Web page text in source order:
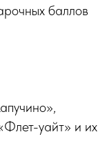
баллов
уайт» и их